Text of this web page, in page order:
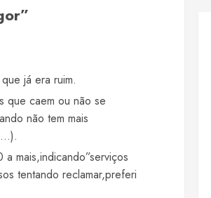
”
já era ruim.
que caem ou não se
não tem mais
mais,indicando”serviços
tentando reclamar,preferi